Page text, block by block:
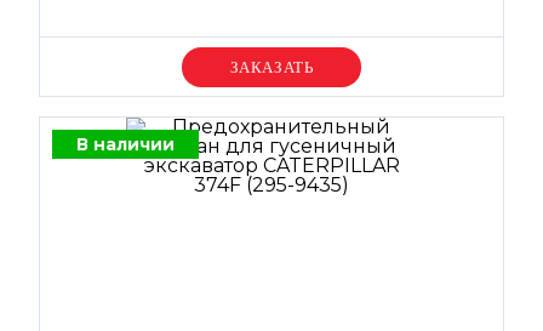
Уточняйте цену
В наличии